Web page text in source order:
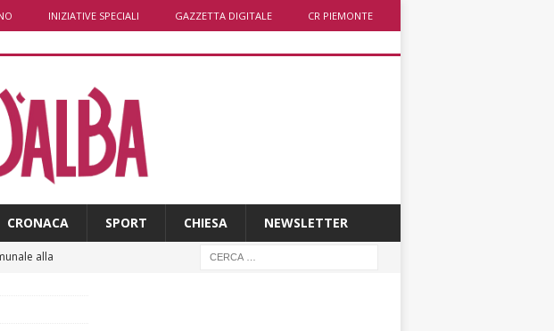
INIZIATIVE SPECIALI GAZZETTA DIGITALE CR PIEMONTE
CRONACA SPORT CHIESA NEWSLETTER
alla
altalene